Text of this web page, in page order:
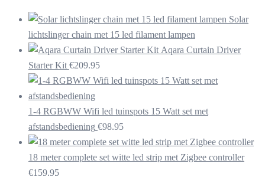
Solar
lichtslinger chain met 15 led filament lampen
Aqara Curtain Driver
Starter Kit €209.95
1-4 RGBWW Wifi led tuinspots 15 Watt set met
afstandsbediening €98.95
18 meter complete set witte led strip met Zigbee controller
€159.95